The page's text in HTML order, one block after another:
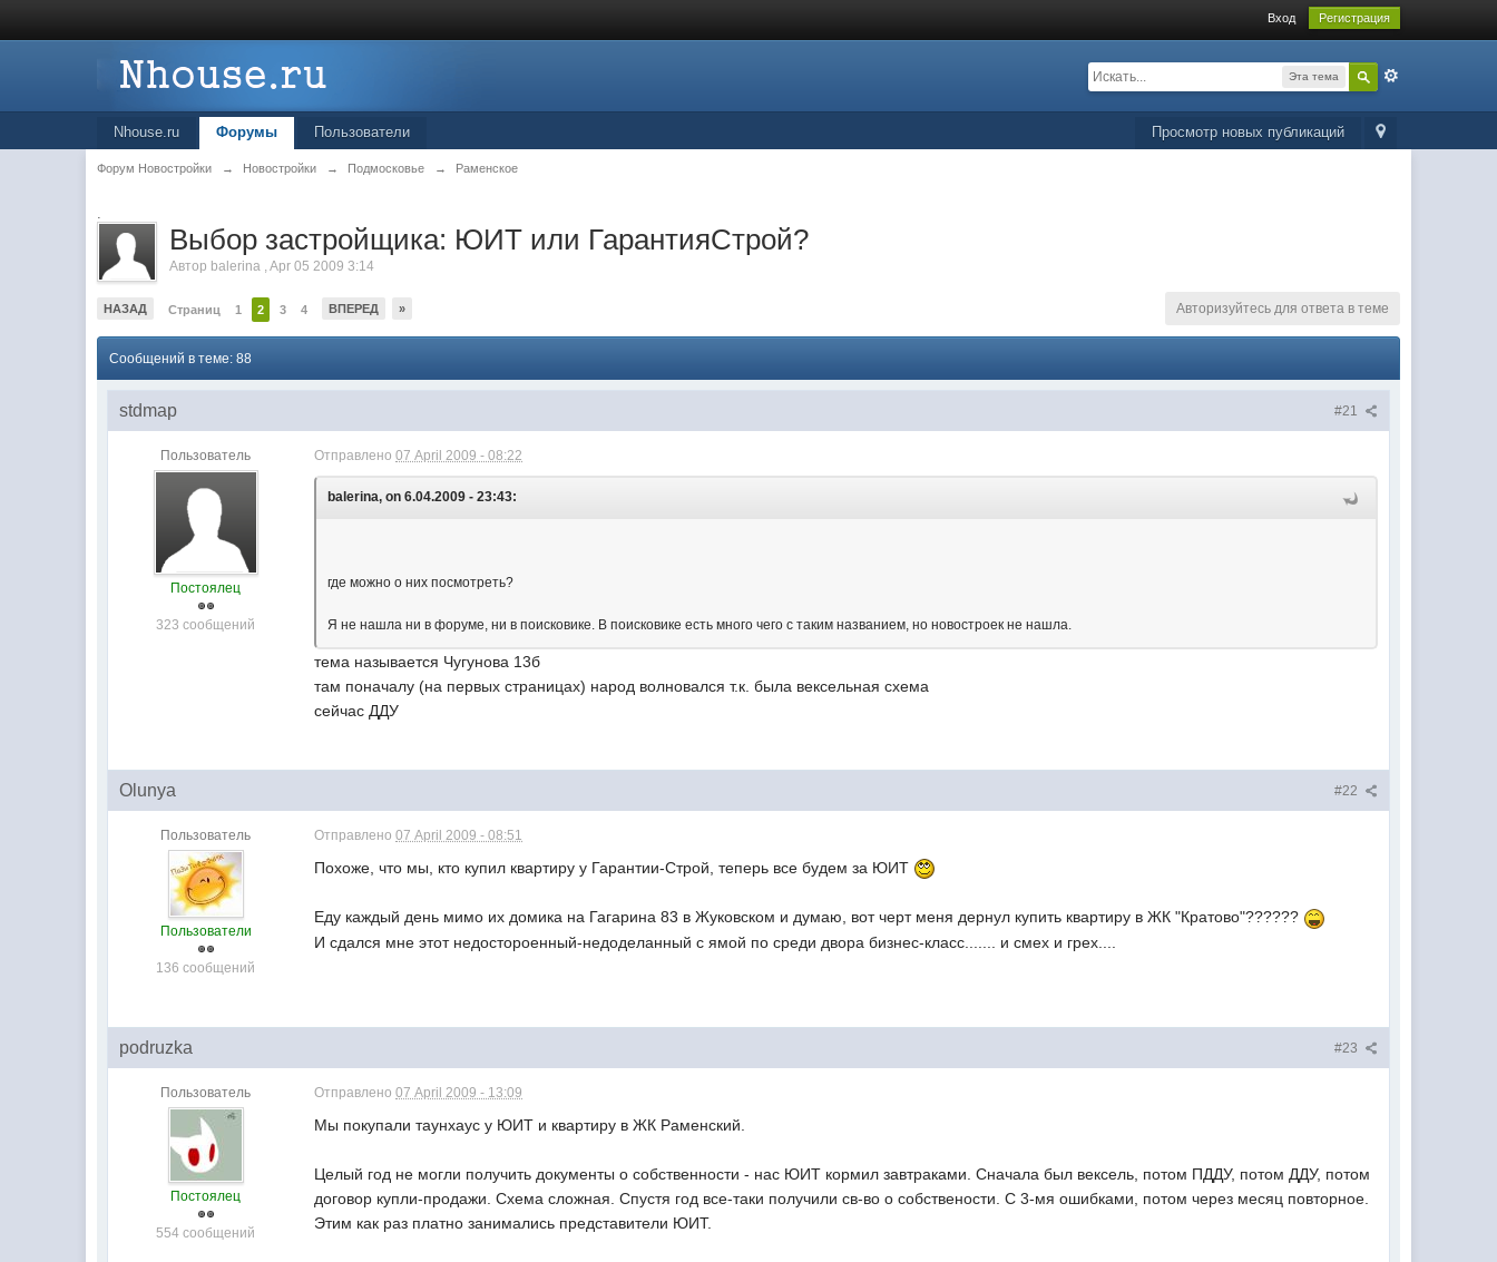
Вход Регистрация
Эта тема
Просмотр новых публикаций
Nhouse.ru Форумы Пользователи
Форум Новостройки → Новостройки → Подмосковье → Раменское
.
Выбор застройщика: ЮИТ или ГарантияСтрой?
Автор balerina ,Apr 05 2009 3:14
НАЗАД Страниц 1 2 3 4 ВПЕРЕД » Авторизуйтесь для ответа в теме
Сообщений в теме: 88
#21
stdmap
Пользователь
Постоялец
323 сообщений
Отправлено07 April 2009 - 08:22
balerina, on 6.04.2009 - 23:43:
где можно о них посмотреть?
Я не нашла ни в форуме, ни в поисковике. В поисковике есть много чего с таким названием, но новостроек не нашла.
тема называется Чугунова 13б
там поначалу (на первых страницах) народ волновался т.к. была вексельная схема
сейчас ДДУ
#22
Olunya
Пользователь
Пользователи
136 сообщений
Отправлено07 April 2009 - 08:51
Похоже, что мы, кто купил квартиру у Гарантии-Строй, теперь все будем за ЮИТ
Еду каждый день мимо их домика на Гагарина 83 в Жуковском и думаю, вот черт меня дернул купить квартиру в ЖК "Кратово"??????
И сдался мне этот недостороенный-недоделанный с ямой по среди двора бизнес-класс....... и смех и грех....
#23
podruzka
Пользователь
Постоялец
554 сообщений
Отправлено07 April 2009 - 13:09
Мы покупали таунхаус у ЮИТ и квартиру в ЖК Раменский.
Целый год не могли получить документы о собственности - нас ЮИТ кормил завтраками. Сначала был вексель, потом ПДДУ, потом ДДУ, потом
договор купли-продажи. Схема сложная. Спустя год все-таки получили св-во о собствености. С 3-мя ошибками, потом через месяц повторное.
Этим как раз платно занимались представители ЮИТ.